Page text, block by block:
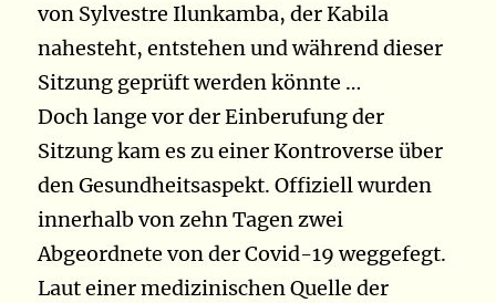
von Sylvestre Ilunkamba, der Kabila
nahesteht, entstehen und während dieser
Sitzung geprüft werden könnte …
Doch lange vor der Einberufung der
Sitzung kam es zu einer Kontroverse über
den Gesundheitsaspekt. Offiziell wurden
innerhalb von zehn Tagen zwei
Abgeordnete von der Covid-19 weggefegt.
Laut einer medizinischen Quelle der